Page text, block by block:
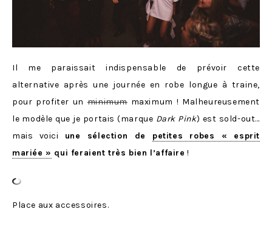
Il me paraissait indispensable de prévoir cette
alternative après une journée en robe longue à traine,
pour profiter unminimummaximum ! Malheureusement
le modèle que je portais (marque Dark Pink) est sold-out…
mais voici une sélection de petites robes « esprit
mariée » qui feraient très bien l’affaire !
Place aux accessoires.